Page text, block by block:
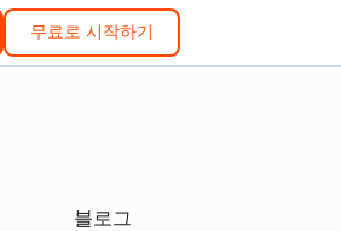
무료로 시작하기
블로그